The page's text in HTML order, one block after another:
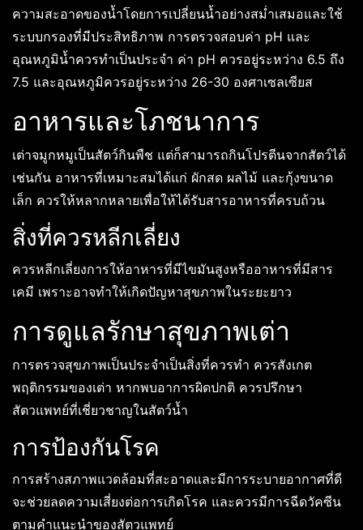
ความสะอาดของน้ำโดยการเปลี่ยนน้ำอย่างสม่ำเสมอและใช้
ระบบกรองที่มีประสิทธิภาพ การตรวจสอบค่า pH และ
อุณหภูมิน้ำควรทำเป็นประจำ ค่า pH ควรอยู่ระหว่าง 6.5 ถึง
7.5 และอุณหภูมิควรอยู่ระหว่าง 26-30 องศาเซลเซียส
อาหารและโภชนาการ
เต่าจมูกหมูเป็นสัตว์กินพืช แต่ก็สามารถกินโปรตีนจากสัตว์ได้
เช่นกัน อาหารที่เหมาะสมได้แก่ ผักสด ผลไม้ และกุ้งขนาด
เล็ก ควรให้หลากหลายเพื่อให้ได้รับสารอาหารที่ครบถ้วน
สิ่งที่ควรหลีกเลี่ยง
ควรหลีกเลี่ยงการให้อาหารที่มีไขมันสูงหรืออาหารที่มีสาร
เคมี เพราะอาจทำให้เกิดปัญหาสุขภาพในระยะยาว
การดูแลรักษาสุขภาพเต่า
การตรวจสุขภาพเป็นประจำเป็นสิ่งที่ควรทำ ควรสังเกต
พฤติกรรมของเต่า หากพบอาการผิดปกติ ควรปรึกษา
สัตวแพทย์ที่เชี่ยวชาญในสัตว์น้ำ
การป้องกันโรค
การสร้างสภาพแวดล้อมที่สะอาดและมีการระบายอากาศที่ดี
จะช่วยลดความเสี่ยงต่อการเกิดโรค และควรมีการฉีดวัคซีน
ตามคำแนะนำของสัตวแพทย์